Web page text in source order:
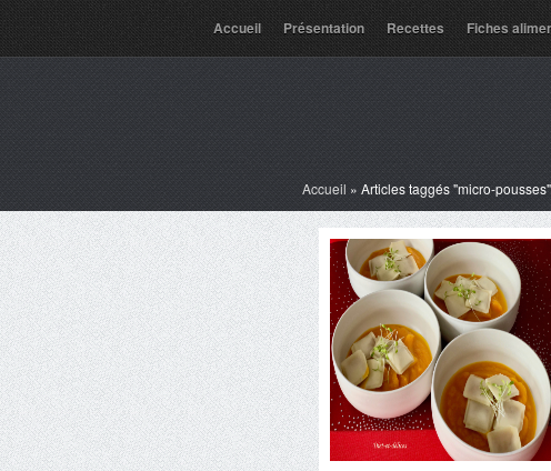
Accueil Présentation Recettes Fiches
Accueil » Articles taggés "micro-pousses"